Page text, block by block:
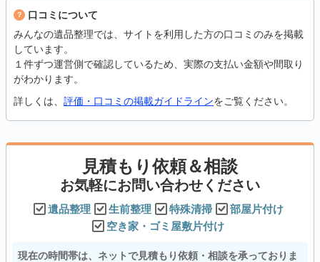
口コミについて
みんなの遺品整理では、サイトを利用した方の口コミのみを掲載
しています。
１件ずつ運営側で確認しているため、実際の支払い金額や間取り
がわかります。
詳しくは、 評価・口コミの掲載ガイドラインをご覧ください。
見積もり依頼＆相談
お気軽にお問い合わせください
遺品整理 生前整理 特殊清掃
部屋片付け
空き家・ゴミ屋敷片付け
現在の時間帯は、ネットで見積もり依頼・相談を承っておりま